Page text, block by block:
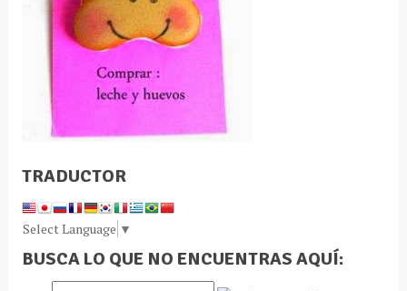
TRADUCTOR
Select Language ▼
BUSCA LO QUE NO ENCUENTRAS AQUÍ: